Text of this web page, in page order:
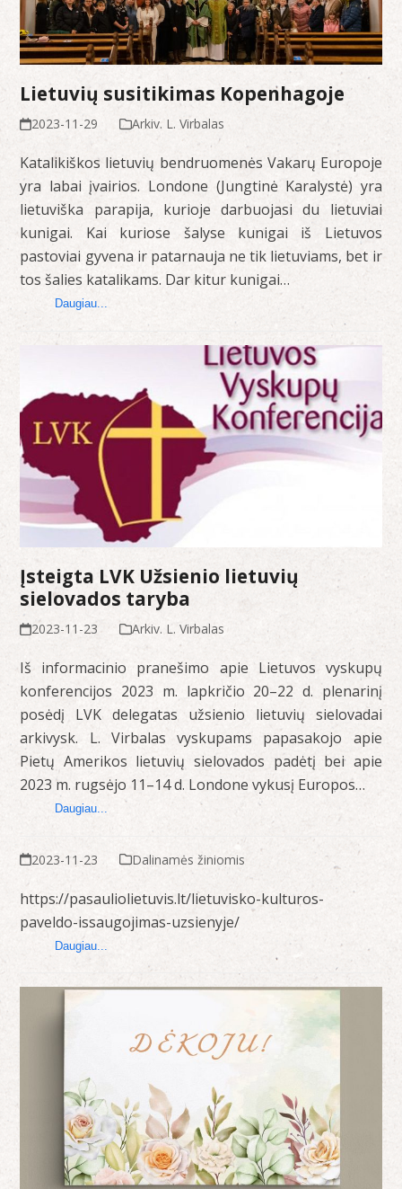
Lietuvių susitikimas Kopenhagoje
2023-11-29 Arkiv. L. Virbalas
Katalikiškos lietuvių bendruomenės Vakarų Europoje
yra labai įvairios. Londone (Jungtinė Karalystė) yra
lietuviška parapija, kurioje darbuojasi du lietuviai
kunigai. Kai kuriose šalyse kunigai iš Lietuvos
pastoviai gyvena ir patarnauja ne tik lietuviams, bet ir
tos šalies katalikams. Dar kitur kunigai…
Daugiau...
Įsteigta LVK Užsienio lietuvių
sielovados taryba
2023-11-23 Arkiv. L. Virbalas
Iš informacinio pranešimo apie Lietuvos vyskupų
konferencijos 2023 m. lapkričio 20–22 d. plenarinį
posėdį LVK delegatas užsienio lietuvių sielovadai
arkivysk. L. Virbalas vyskupams papasakojo apie
Pietų Amerikos lietuvių sielovados padėtį bei apie
2023 m. rugsėjo 11–14 d. Londone vykusį Europos…
Daugiau...
2023-11-23 Dalinamės žiniomis
https://pasauliolietuvis.lt/lietuvisko-kulturos-
paveldo-issaugojimas-uzsienyje/
Daugiau...